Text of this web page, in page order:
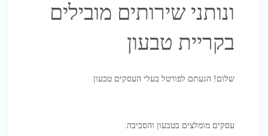
ונותני שירותים מובילים
בקריית טבעון
שלום! הגעתם לפורטל בעלי העסקים טבעון
עסקים מומלצים בטבעון והסביבה: